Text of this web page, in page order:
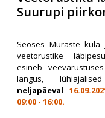
Suurupi
Seoses Muraste
veetorustike
esineb
langus,
neljapäeval
09:00 - 16:00.